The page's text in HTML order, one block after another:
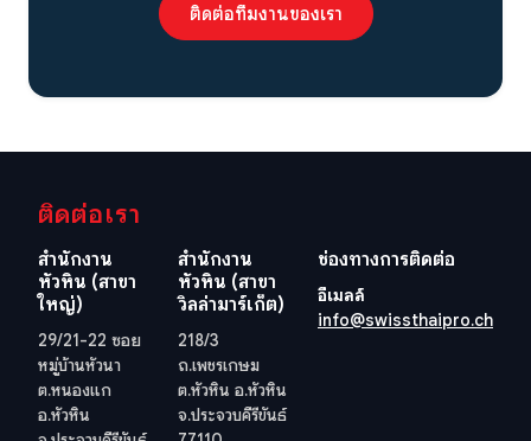
ติดต่อทีมงานของเรา
ติดต่อเรา
สำนักงาน
หัวหิน (สาขา
ใหญ่)
29/21-22 ซอย
หมู่บ้านหัวนา
ต.หนองแก
อ.หัวหิน
สำนักงาน
หัวหิน (สาขา
วิลล่ามาร์เก็ต)
218/3
ถ.เพชรเกษม
ต.หัวหิน อ.หัวหิน
จ.ประจวบคีรีขันธ์
ช่องทางการติดต่อ
อีเมลล์
info@swissthaipro.ch